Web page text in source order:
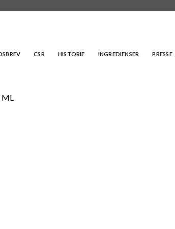
CSR HISTORIE INGREDIENSER PRESSE